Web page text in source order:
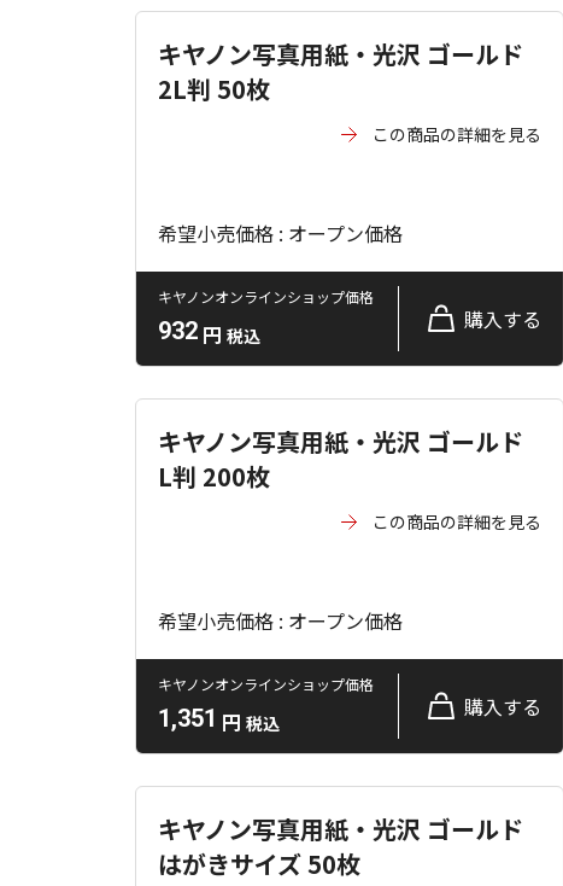
キヤノン写真用紙・光沢 ゴールド
2L判 50枚
この商品の詳細を見る
希望小売価格 : オープン価格
キヤノンオンラインショップ価格
932 円 税込
購入する
キヤノン写真用紙・光沢 ゴールド
L判 200枚
この商品の詳細を見る
希望小売価格 : オープン価格
キヤノンオンラインショップ価格
1,351 円 税込
購入する
キヤノン写真用紙・光沢 ゴールド
はがきサイズ 50枚